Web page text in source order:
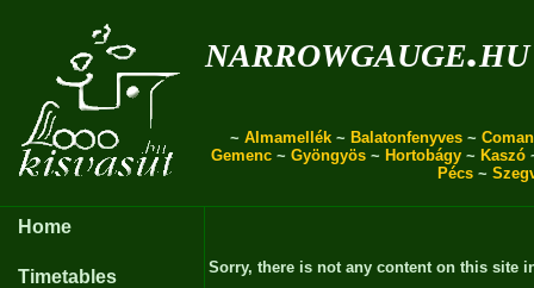
narrowgauge.hu
~ Almamellék ~ Balatonfenyves ~
Gemenc ~ Gyöngyös ~ Hortobágy ~ Kaszó
Pécs ~
Home
Timetables
Sorry, there is not any content on this site